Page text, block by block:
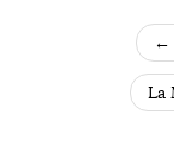
←
La